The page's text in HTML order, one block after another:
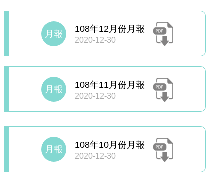
月報 108年12月份月報
2020-12-30
月報 108年11月份月報
2020-12-30
月報 108年10月份月報
2020-12-30